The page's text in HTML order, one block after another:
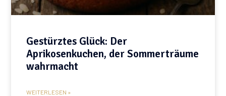
Gestürztes Glück: Der
Aprikosenkuchen, der Sommerträume
wahrmacht
WEITERLESEN »